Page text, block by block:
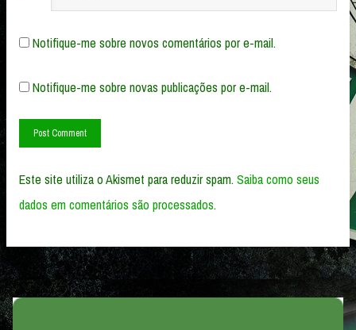
Notifique-me sobre novos comentários por e-mail.
Notifique-me sobre novas publicações por e-mail.
Este site utiliza o Akismet para reduzir spam.Saiba como seus
dados em comentários são processados.